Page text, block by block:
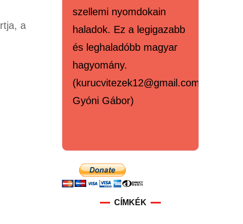
a
szellemi nyomdokain
haladok. Ez a legigazabb
és leghaladóbb magyar
hagyomány.
(kurucvitezek12@gmail.com,
Gyóni Gábor)
CÍMKÉK